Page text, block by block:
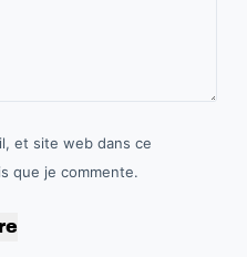
et site web dans ce
que je commente.